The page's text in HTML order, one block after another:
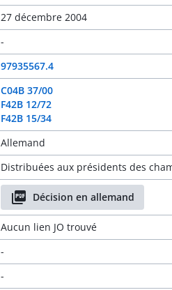
27 décembre 2004
-
97935567.4
C04B 37/00
F42B 12/72
F42B 15/34
Allemand
Distribuées aux présidents des
Décision en allemand
Aucun lien JO trouvé
-
-